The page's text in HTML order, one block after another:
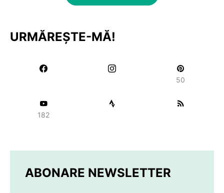
URMĂREȘTE-MĂ!
50
182
ABONARE NEWSLETTER